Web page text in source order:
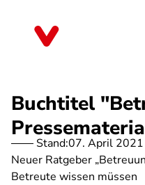
Buchtitel
Stand:07. April 2021
Neuer Ratgeber
Betreute wissen müssen